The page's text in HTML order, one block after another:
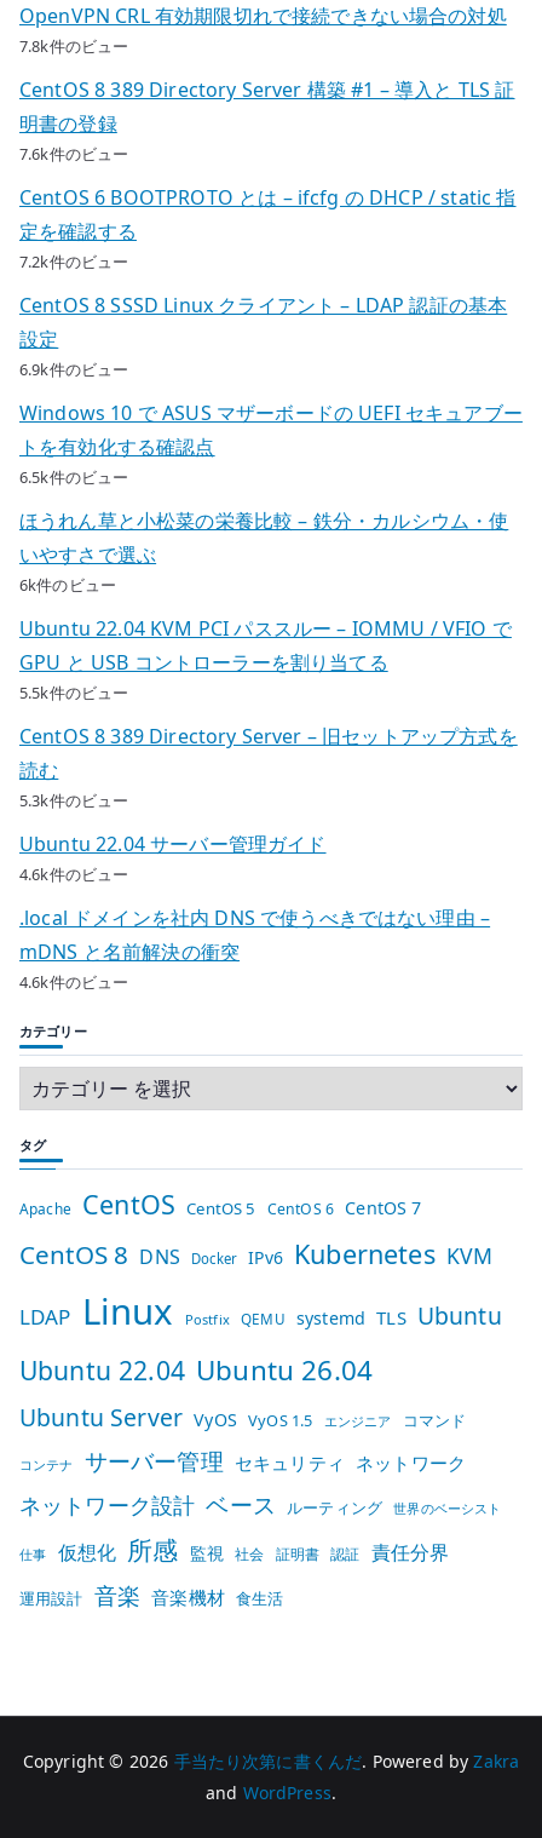
OpenVPN CRL 有効期限切れで接続できない場合の対処
7.8k件のビュー
CentOS 8 389 Directory Server 構築 #1 – 導入と TLS 証
明書の登録
7.6k件のビュー
CentOS 6 BOOTPROTO とは – ifcfg の DHCP / static 指
定を確認する
7.2k件のビュー
CentOS 8 SSSD Linux クライアント – LDAP 認証の基本
設定
6.9k件のビュー
Windows 10 で ASUS マザーボードの UEFI セキュアブー
トを有効化する確認点
6.5k件のビュー
ほうれん草と小松菜の栄養比較 – 鉄分・カルシウム・使
いやすさで選ぶ
6k件のビュー
Ubuntu 22.04 KVM PCI パススルー – IOMMU / VFIO で
GPU と USB コントローラーを割り当てる
5.5k件のビュー
CentOS 8 389 Directory Server – 旧セットアップ方式を
読む
5.3k件のビュー
Ubuntu 22.04 サーバー管理ガイド
4.6k件のビュー
.local ドメインを社内 DNS で使うべきではない理由 –
mDNS と名前解決の衝突
4.6k件のビュー
カテゴリー
タグ
Apache CentOS CentOS 5 CentOS 6 CentOS 7
CentOS 8 DNS Docker IPv6 Kubernetes KVM
LDAP Linux Postfix QEMU systemd TLS Ubuntu
Ubuntu 22.04 Ubuntu 26.04
Ubuntu Server VyOS VyOS 1.5 エンジニア コマンド
コンテナ サーバー管理 セキュリティ ネットワーク
ネットワーク設計 ベース ルーティング 世界のベーシスト
仕事 仮想化 所感 監視 社会 証明書 認証 責任分界
運用設計 音楽 音楽機材 食生活
Copyright © 2026 手当たり次第に書くんだ. Powered byZakra
and WordPress.